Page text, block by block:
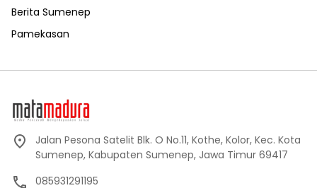
Berita Sumenep
Pamekasan
Jalan Pesona Satelit Blk. O No.11, Kothe, Kolor, Kec. Kota
Sumenep, Kabupaten Sumenep, Jawa Timur 69417
085931291195